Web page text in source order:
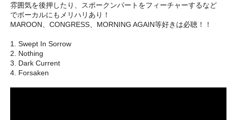
雰囲気を後押したり、スポークンパートをフィーチャーするなど
でボーカルにもメリハリあり！
MAROON、CONGRESS、MORNING AGAIN等好きは必聴！！
1. Swept In Sorrow
2. Nothing
3. Dark Current
4. Forsaken